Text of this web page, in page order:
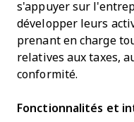
s'appuyer sur
développer leurs
prenant en charge
relatives aux taxes,
conformité.
Fonctionnalités et